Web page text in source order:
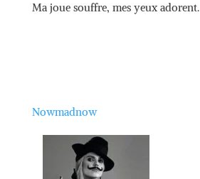
Ma joue souffre, mes yeux adorent.
Nowmadnow